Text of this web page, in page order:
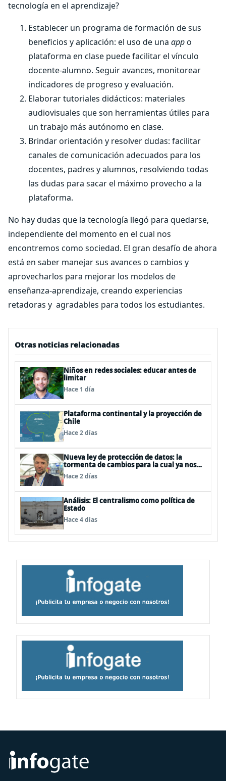
tecnología en el aprendizaje?
Establecer un programa de formación de sus
beneficios y aplicación: el uso de una appo
plataforma en clase puede facilitar el vínculo
docente-alumno. Seguir avances, monitorear
indicadores de progreso y evaluación.
Elaborar tutoriales didácticos: materiales
audiovisuales que son herramientas útiles para
un trabajo más autónomo en clase.
Brindar orientación y resolver dudas: facilitar
canales de comunicación adecuados para los
docentes, padres y alumnos, resolviendo todas
las dudas para sacar el máximo provecho a la
plataforma.
No hay dudas que la tecnología llegó para quedarse,
independiente del momento en el cual nos
encontremos como sociedad. El gran desafío de ahora
está en saber manejar sus avances o cambios y
aprovecharlos para mejorar los modelos de
enseñanza-aprendizaje, creando experiencias
retadoras y agradables para todos los estudiantes.
Otras noticias relacionadas
Niños en redes sociales: educar antes de
limitar
Hace 1 día
Plataforma continental y la proyección de
Chile
Hace 2 días
Nueva ley de protección de datos: la
tormenta de cambios para la cual ya nos
deberíamos estar preparando
Hace 2 días
Análisis: El centralismo como política de
Estado
Hace 4 días